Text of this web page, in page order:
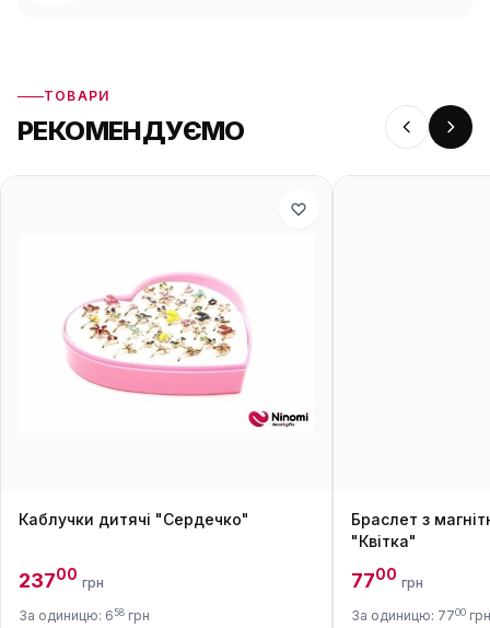
ТОВАРИ
РЕКОМЕНДУЄМО
Каблучки дитячі "Сердечко"
23700 грн
За одиницю: 658 грн
Браслет з
"Квітка"
7700 грн
За одиницю: 7700 грн